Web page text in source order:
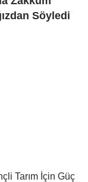
Söyledi
Tarım İçin Güç